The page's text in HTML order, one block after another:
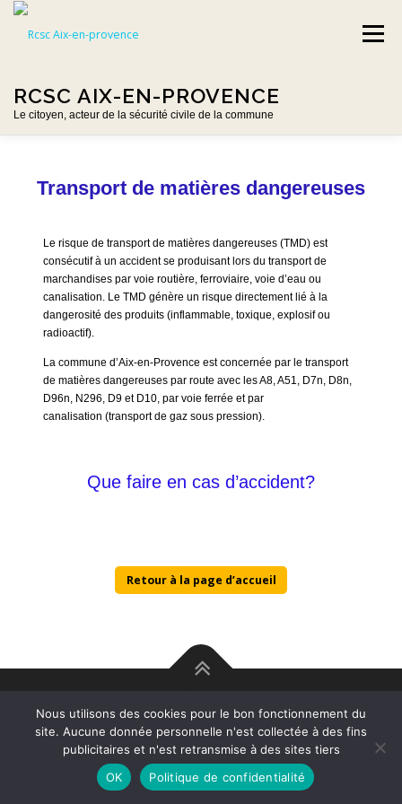
Aller
contenu
RCSC AIX-EN-PROVENCE
Le citoyen, acteur de la sécurité civile de la commune
Menu
RISQUES MAJEURS AU FIL DES JOURS
NOUS CONTACTER LIENS UTILES BÉNÉVOLE
Transport de matières dangereuses
Le risque de transport de matières dangereuses (TMD) est
consécutif à un accident se produisant lors du transport de
marchandises par voie routière, ferroviaire, voie d’eau ou
canalisation. Le TMD génère un risque directement lié à la
dangerosité des produits (inflammable, toxique, explosif ou
radioactif).
La commune d’Aix-en-Provence est concernée par le transport
de matières dangereuses par route avec les A8, A51, D7n, D8n,
D96n, N296, D9 et D10, par voie ferrée et par
canalisation (transport de gaz sous pression).
Que faire en cas d’accident?
Retour à la page d’accueil
Copyright © 2026 Rcsc Aix-en-provence–OnePressthème par
FameThemes. Traduit par Wp Trads.
Nous utilisons des cookies pour le bon fonctionnement du
site. Aucune donnée personnelle n'est collectée à des fins
publicitaires et n'est retransmise à des sites tiers
OK
Politique de confidentialité